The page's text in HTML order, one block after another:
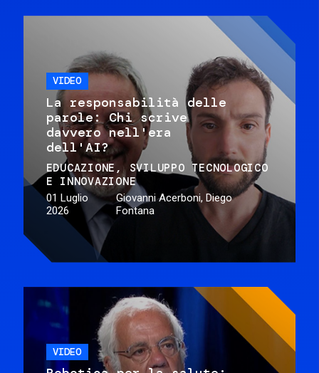
VIDEO
La responsabilità delle
parole: Chi scrive
davvero nell'era
dell'AI?
EDUCAZIONE
SVILUPPO TECNOLOGICO
E INNOVAZIONE
01 Luglio
2026
Giovanni Acerboni, Diego
Fontana
VIDEO